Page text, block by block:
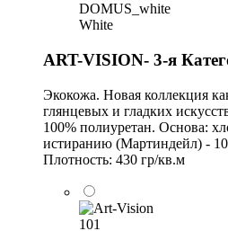
DOMUS_white
White
ART-VISION- 3-я
Экокожа. Новая коллекция
глянцевых и гладких
100% полиуретан. Основа:
истиранию (Мартиндейл) -
Плотность: 430 гр/кв.м